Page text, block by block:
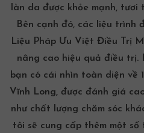
làn da được khỏe mạnh, tươi
Bên cạnh đó, các liệu trình
Liệu Pháp Ưu Việt Điều Trị
nâng cao hiệu quả điều trị.
bạn có cái nhìn toàn diện về
Vĩnh Long, được đánh giá
như chất lượng chăm sóc
tôi sẽ cung cấp thêm một số